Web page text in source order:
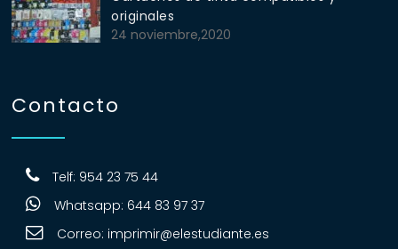
originales
24 noviembre,2020
Contacto
Telf: 954 23 75 44
Whatsapp: 644 83 97 37
Correo: imprimir@elestudiante.es